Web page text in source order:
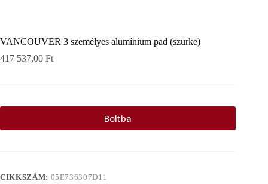
VANCOUVER 3 személyes alumínium pad (szürke)
417 537,00 Ft
Boltba
CIKKSZÁM: 05E736307D11